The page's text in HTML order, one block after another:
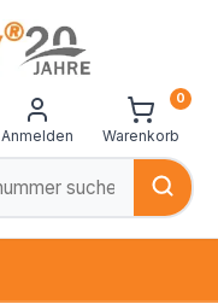
Anmelden Warenkorb
0